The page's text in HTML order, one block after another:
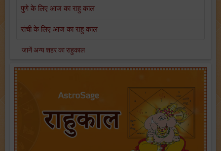
पुणे के लिए आज का राहु काल
रांची के लिए आज का राहु काल
जानें अन्य शहर का राहुकाल